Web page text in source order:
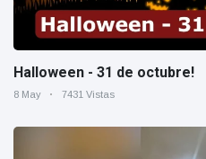
Halloween - 31 de octubre!
8 May 7431 Vistas